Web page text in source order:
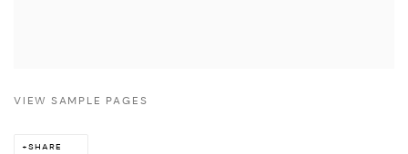
VIEW SAMPLE PAGES
SHARE